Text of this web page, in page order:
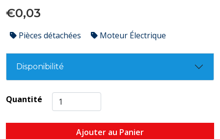
€0,03
Pièces détachées Moteur Électrique
Disponibilité
Quantité
Ajouter au Panier